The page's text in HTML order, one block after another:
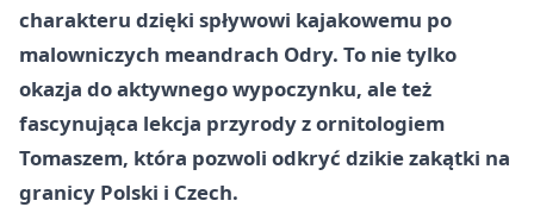
charakteru dzięki spływowi kajakowemu po
malowniczych meandrach Odry. To nie tylko
okazja do aktywnego wypoczynku, ale też
fascynująca lekcja przyrody z ornitologiem
Tomaszem, która pozwoli odkryć dzikie zakątki na
granicy Polski i Czech.